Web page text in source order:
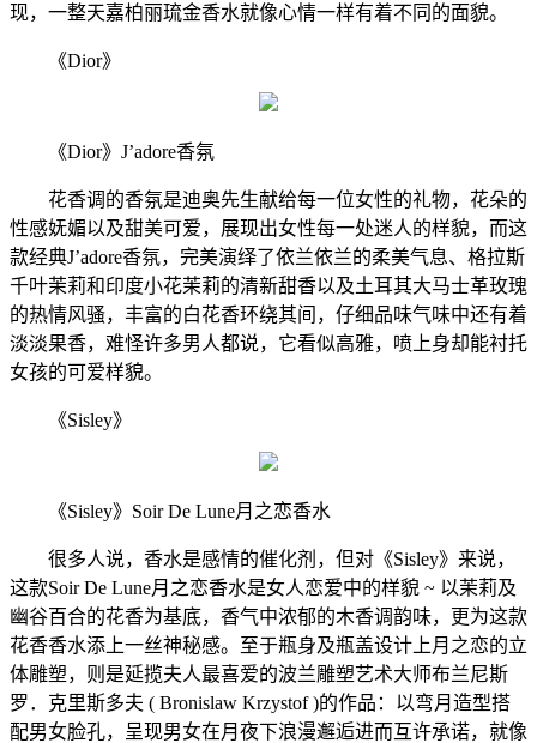
现，一整天嘉柏丽琉金香水就像心情一样有着不同的面貌。
《Dior》
《Dior》J’adore香氛
花香调的香氛是迪奥先生献给每一位女性的礼物，花朵的
性感妩媚以及甜美可爱，展现出女性每一处迷人的样貌，而这
款经典J’adore香氛，完美演绎了依兰依兰的柔美气息、格拉斯
千叶茉莉和印度小花茉莉的清新甜香以及土耳其大马士革玫瑰
的热情风骚，丰富的白花香环绕其间，仔细品味气味中还有着
淡淡果香，难怪许多男人都说，它看似高雅，喷上身却能衬托
女孩的可爱样貌。
《Sisley》
《Sisley》Soir De Lune月之恋香水
很多人说，香水是感情的催化剂，但对《Sisley》来说，
这款Soir De Lune月之恋香水是女人恋爱中的样貌 ~ 以茉莉及
幽谷百合的花香为基底，香气中浓郁的木香调韵味，更为这款
花香香水添上一丝神秘感。至于瓶身及瓶盖设计上月之恋的立
体雕塑，则是延揽夫人最喜爱的波兰雕塑艺术大师布兰尼斯
罗．克里斯多夫 ( Bronislaw Krzystof )的作品：以弯月造型搭
配男女脸孔，呈现男女在月夜下浪漫邂逅进而互许承诺，就像